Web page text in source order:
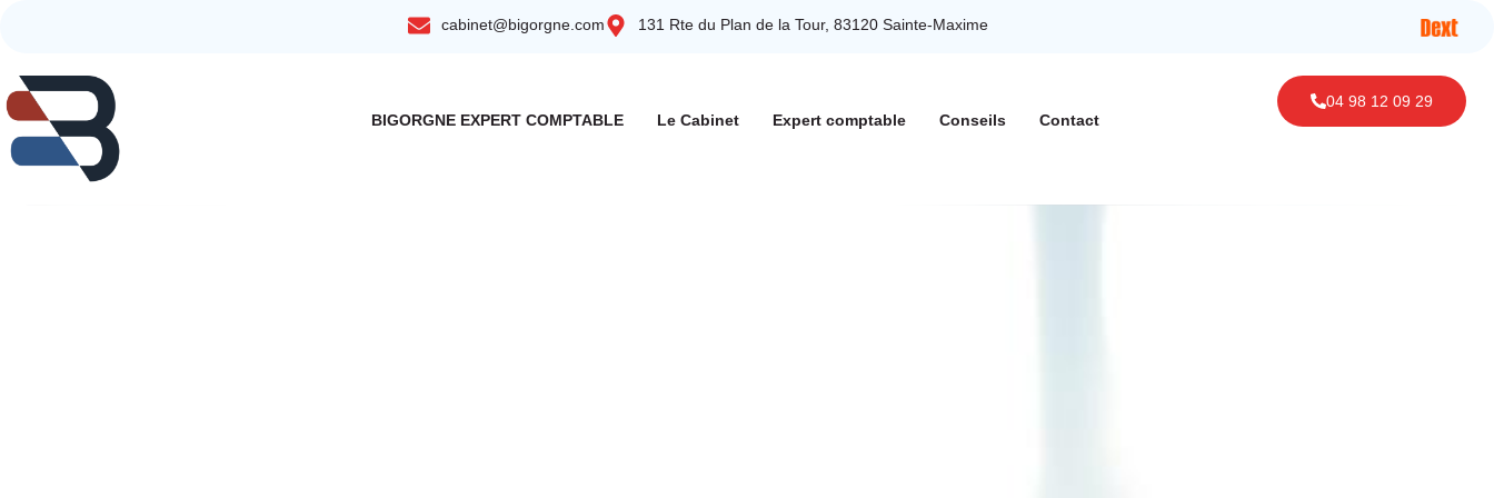
cabinet@bigorgne.com 131 Rte du Plan de la Tour, 83120 Sainte-Maxime
BIGORGNE EXPERT COMPTABLE Le Cabinet Expert comptable Conseils Contact
04 98 12 09 29